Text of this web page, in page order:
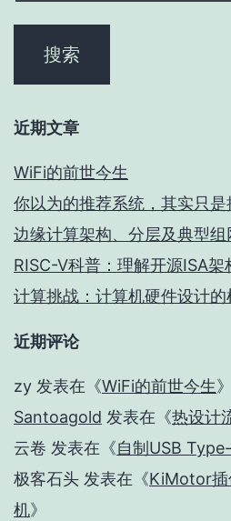
近期文章
WiFi的前世今生
你以为的推荐系统，其实只是
边缘计算架构、分层及典型组
RISC-V科普：理解开源ISA架
计算挑战：计算机硬件设计的
近期评论
zy 发表在《WiFi的前世今生》
Santoagold 发表在《热设计
云卷 发表在《自制USB
极客石头 发表在《KiMotor插
机》